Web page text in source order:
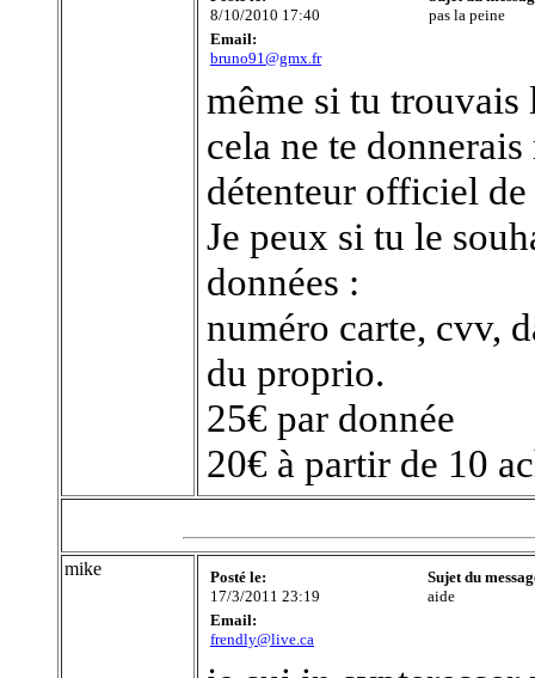
8/10/2010 17:40
pas la peine
Email:
bruno91@gmx.fr
même si tu
cela ne te
détenteur officiel de
Je peux si tu le
données :
numéro carte, cvv,
du proprio.
25€ par donnée
20€ à partir de 10
mike
Posté le:
17/3/2011 23:19
Sujet du
aide
Email:
frendly@live.ca